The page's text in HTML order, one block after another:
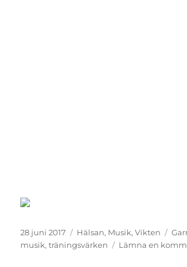
Publicerat
den
28 juni 2017 Kategorier
Hälsan, Musik,Vikten
musik,träningsvärken Lämna en